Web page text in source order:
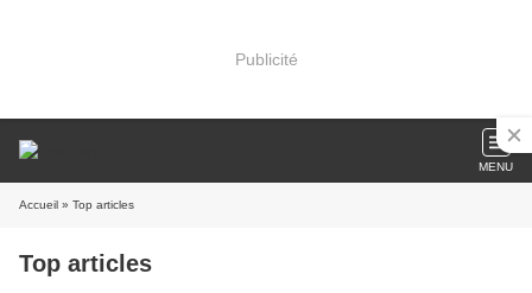
Publicité
MENU
Accueil » Top articles
Top articles